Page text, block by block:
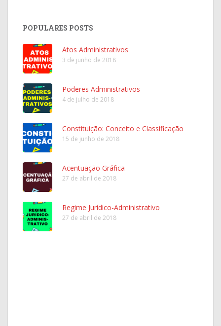
POPULARES POSTS
Atos Administrativos
3 de junho de 2018
Poderes Administrativos
4 de julho de 2018
Constituição: Conceito e Classificação
15 de junho de 2018
Acentuação Gráfica
27 de abril de 2018
Regime Jurídico-Administrativo
27 de abril de 2018